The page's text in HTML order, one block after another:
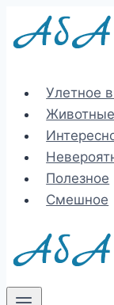
Перейти
Улетное
Животные
Полезное
Смешное